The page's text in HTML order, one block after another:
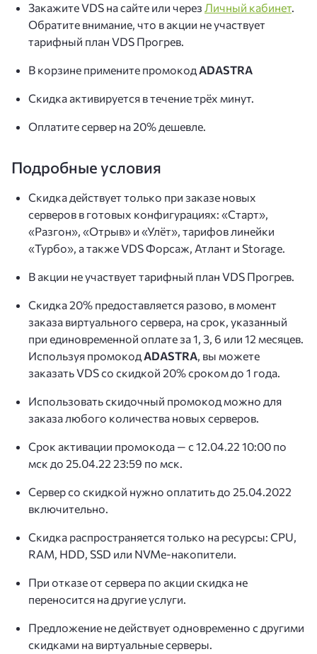
Закажите VDS на сайте или через Личный кабинет.
Обратите внимание, что в акции не участвует
тарифный план VDS Прогрев.
В корзине примените промокод ADASTRA
Скидка активируется в течение трёх минут.
Оплатите сервер на 20% дешевле.
Подробные условия
Скидка действует только при заказе новых
серверов в готовых конфигурациях: «Старт»,
«Разгон», «Отрыв» и «Улёт», тарифов линейки
«Турбо», а также VDS Форсаж, Атлант и Storage.
В акции не участвует тарифный план VDS Прогрев.
Скидка 20% предоставляется разово, в момент
заказа виртуального сервера, на срок, указанный
при единовременной оплате за 1, 3, 6 или 12 месяцев.
Используя промокод ADASTRA, вы можете
заказать VDS со скидкой 20% сроком до 1 года.
Использовать скидочный промокод можно для
заказа любого количества новых серверов.
Срок активации промокода — с 12.04.22 10:00 по
мск до 25.04.22 23:59 по мск.
Сервер со скидкой нужно оплатить до 25.04.2022
включительно.
Скидка распространяется только на ресурсы: CPU,
RAM, HDD, SSD или NVMe-накопители.
При отказе от сервера по акции скидка не
переносится на другие услуги.
Предложение не действует одновременно с другими
скидками на виртуальные серверы.